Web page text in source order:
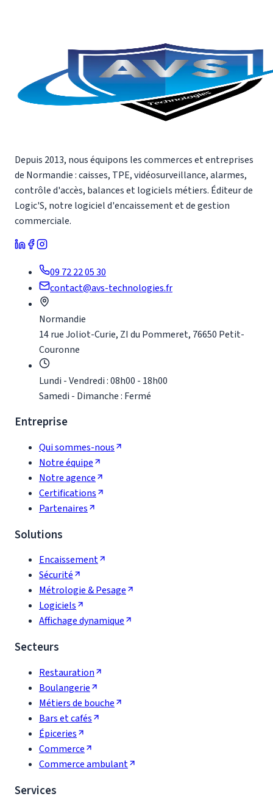
Depuis 2013, nous équipons les commerces et entreprises
de Normandie : caisses, TPE, vidéosurveillance, alarmes,
contrôle d'accès, balances et logiciels métiers. Éditeur de
Logic'S, notre logiciel d'encaissement et de gestion
commerciale.
09 72 22 05 30
contact@avs-technologies.fr
Normandie
14 rue Joliot-Curie, ZI du Pommeret, 76650 Petit-
Couronne
Lundi - Vendredi : 08h00 - 18h00
Samedi - Dimanche : Fermé
Entreprise
Qui sommes-nous
Notre équipe
Notre agence
Certifications
Partenaires
Solutions
Encaissement
Sécurité
Métrologie & Pesage
Logiciels
Affichage dynamique
Secteurs
Restauration
Boulangerie
Métiers de bouche
Bars et cafés
Épiceries
Commerce
Commerce ambulant
Services